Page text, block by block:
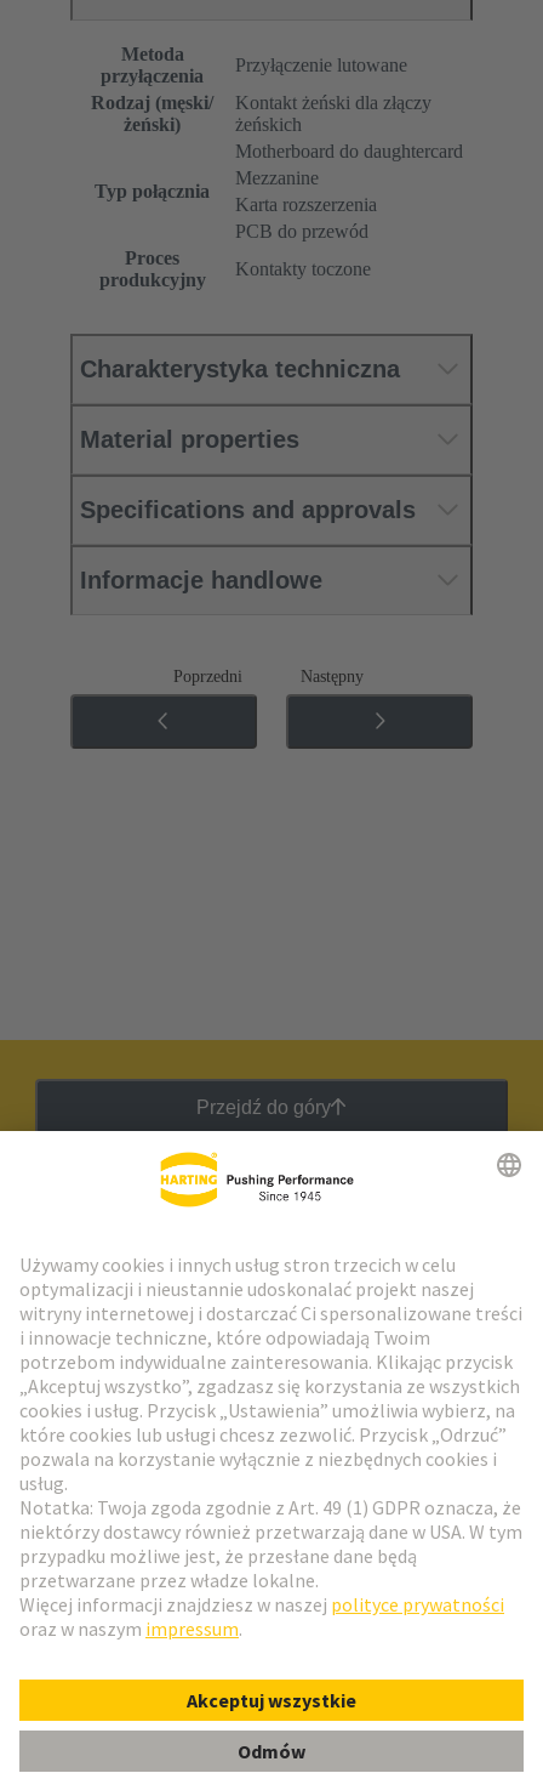
Metoda
przyłączenia
Przyłączenie lutowane
Rodzaj (męski/
żeński)
Kontakt żeński dla złączy
żeńskich
Typ połącznia
Motherboard do daughtercard
Mezzanine
Karta rozszerzenia
PCB do przewód
Proces
produkcyjny
Kontakty toczone
Charakterystyka techniczna
Material properties
Specifications and approvals
Informacje handlowe
Poprzedni Następny
Przejdź do góry
Przejdź do rejestracji
Social Media
Polski
© HARTING Technology Group
WydawcaPolityka ochrony danych